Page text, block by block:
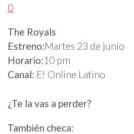
0
The Royals
Estreno:Martes 23 de junio
Horario:10 pm
Canal: E! Online Latino
¿Te la vas a perder?
También checa: